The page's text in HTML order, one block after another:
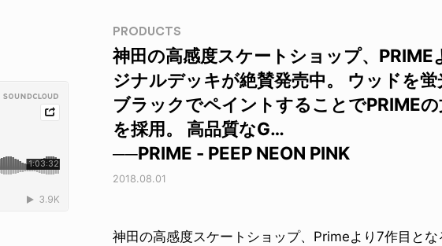
PRODUCTS
神田の高感度スケートショップ、
ジナルデッキが絶賛発売中。 ウッドを
ブラックでペイントすることでPRIME
を採用。 高品質なG…
──PRIME - PEEP NEON PINK
2018.08.01
神田の高感度スケートショップ、Primeより7作目と